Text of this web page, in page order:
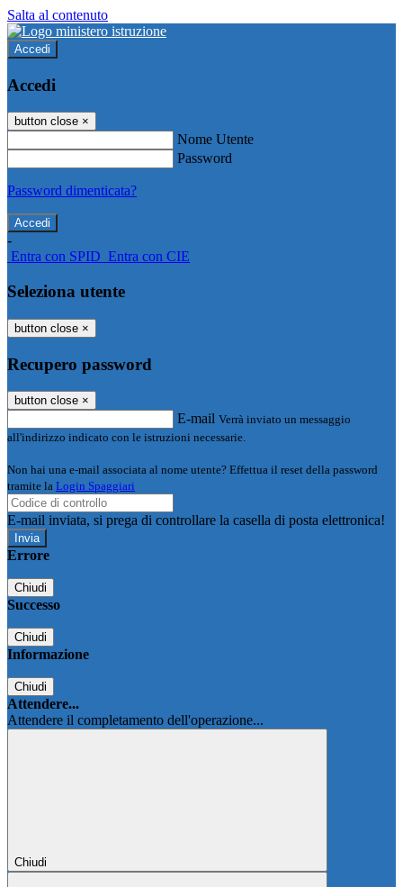
Salta al contenuto
Accedi
Accedi
button close ×
Nome Utente
Password
Password dimenticata?
-
Entra con SPID Entra con CIE
Seleziona utente
button close ×
Recupero password
button close ×
E-mail Verrà inviato un messaggio
all'indirizzo indicato con le istruzioni necessarie.
Non hai una e-mail associata al nome utente? Effettua il reset della password
tramite la Login Spaggiari
E-mail inviata, si prega di controllare la casella di posta elettronica!
Errore
Chiudi
Successo
Chiudi
Informazione
Chiudi
Attendere...
Attendere il completamento dell'operazione...
Chiudi